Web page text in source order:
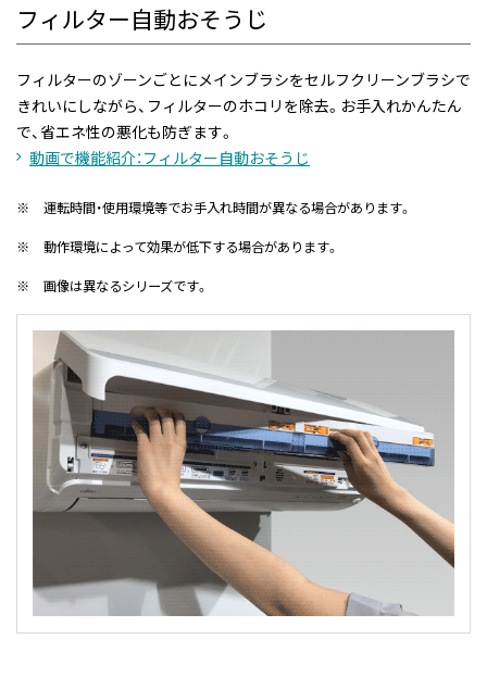
フィルター自動おそうじ
フィルターのゾーンごとにメインブラシをセルフクリーンブラシで
きれいにしながら、フィルターのホコリを除去。お手入れかんたん
で、省エネ性の悪化も防ぎます。
動画で機能紹介：フィルター自動おそうじ
※
運転時間・使用環境等でお手入れ時間が異なる場合があります。
※
動作環境によって効果が低下する場合があります。
※
画像は異なるシリーズです。